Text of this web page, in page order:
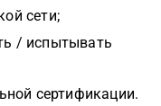
сети;
/ испытывать
сертификации.